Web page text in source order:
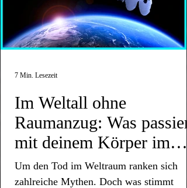
Im Weltall ohne
Raumanzug: Was passiert
mit deinem Körper im
Vakuum?
Um den Tod im Weltraum ranken sich
zahlreiche Mythen. Doch was stimmt
7 Min. Lesezeit